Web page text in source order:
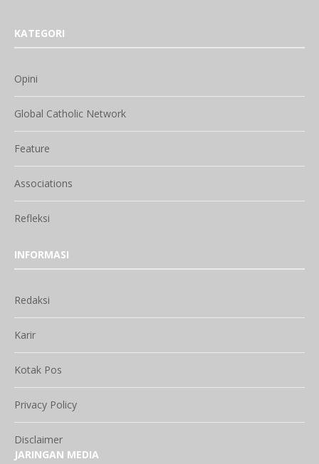
KATEGORI
Opini
Global Catholic Network
Feature
Associations
Refleksi
INFORMASI
Redaksi
Karir
Kotak Pos
Privacy Policy
Disclaimer
JARINGAN MEDIA